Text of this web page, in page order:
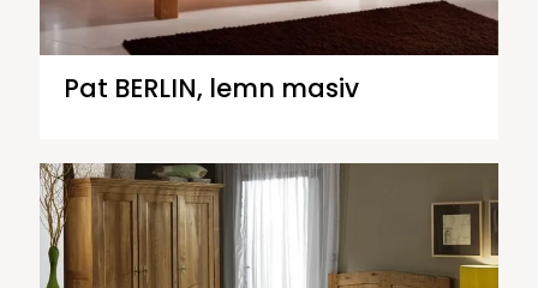
Pat BERLIN, lemn masiv